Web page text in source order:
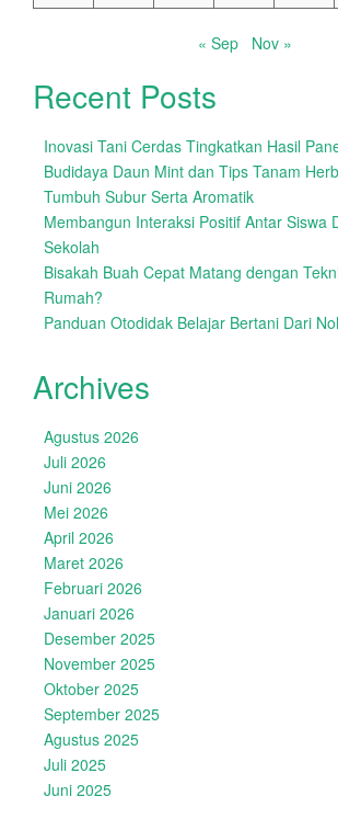
« Sep Nov »
Recent Posts
Inovasi Tani Cerdas Tingkatkan Hasil
Budidaya Daun Mint dan Tips Tanam
Tumbuh Subur Serta Aromatik
Membangun Interaksi Positif Antar Siswa
Sekolah
Bisakah Buah Cepat Matang dengan
Rumah?
Panduan Otodidak Belajar Bertani Dari
Archives
Agustus 2026
Juli 2026
Juni 2026
Mei 2026
April 2026
Maret 2026
Februari 2026
Januari 2026
Desember 2025
November 2025
Oktober 2025
September 2025
Agustus 2025
Juli 2025
Juni 2025